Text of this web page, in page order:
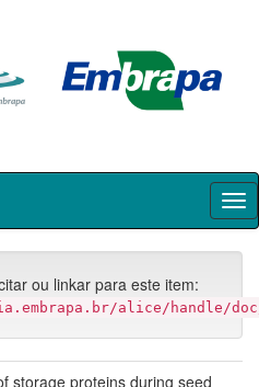
ou linkar para este item:
alice/handle/doc/
storage proteins during seed